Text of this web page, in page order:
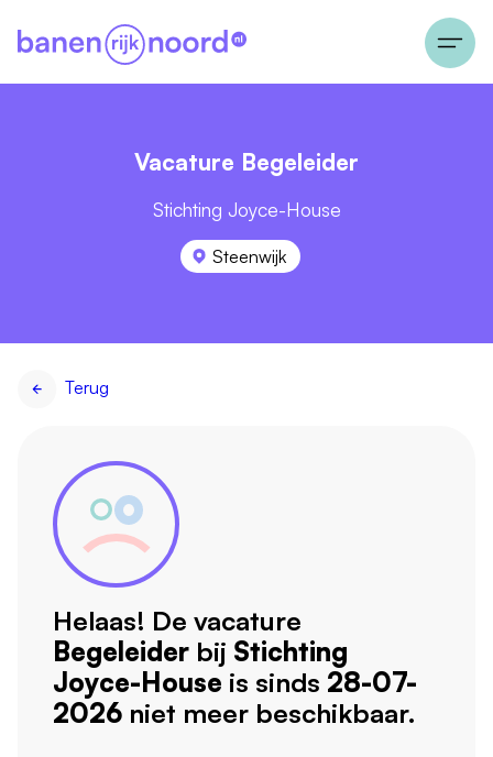
Vacature Begeleider
Stichting Joyce-House
Steenwijk
Terug
Helaas! De vacature
Begeleider bij Stichting
Joyce-House is sinds 28-07-
2026 niet meer beschikbaar.